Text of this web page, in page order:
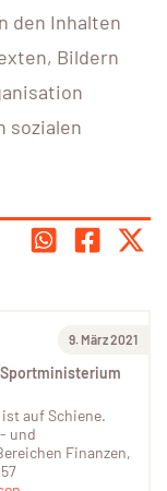
den Inhalten
Bildern
sozialen
9. März 2021
auf Schiene.
und
Finanzen,